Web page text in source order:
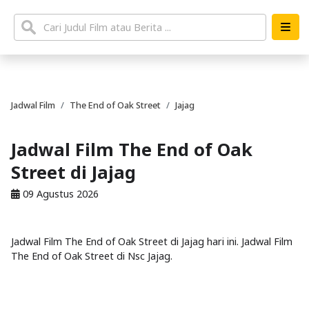
Jadwal Film The End of Oak Street Jajag
Jadwal Film The End of Oak
Street di Jajag
09 Agustus 2026
Jadwal Film The End of Oak Street di Jajag hari ini. Jadwal Film
The End of Oak Street di Nsc Jajag.